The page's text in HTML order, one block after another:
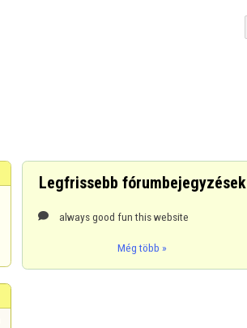
Legfrissebb fórumbejegyzések
 always good fun this website
Még több »